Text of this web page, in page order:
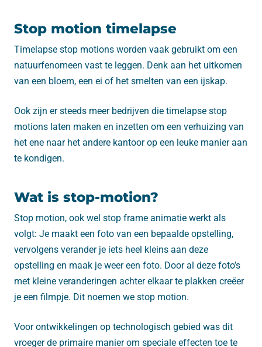
Stop motion timelapse
Timelapse stop motions worden vaak gebruikt om een
natuurfenomeen vast te leggen. Denk aan het uitkomen
van een bloem, een ei of het smelten van een ijskap.
Ook zijn er steeds meer bedrijven die timelapse stop
motions laten maken en inzetten om een verhuizing van
het ene naar het andere kantoor op een leuke manier aan
te kondigen.
Wat is stop-motion?
Stop motion, ook wel stop frame animatie werkt als
volgt: Je maakt een foto van een bepaalde opstelling,
vervolgens verander je iets heel kleins aan deze
opstelling en maak je weer een foto. Door al deze foto’s
met kleine veranderingen achter elkaar te plakken creëer
je een filmpje. Dit noemen we stop motion.
Voor ontwikkelingen op technologisch gebied was dit
vroeger de primaire manier om speciale effecten toe te